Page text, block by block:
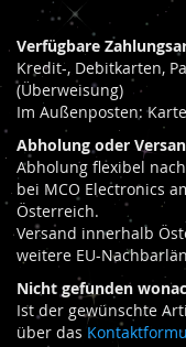
Verfügbare
Kredit-, Debitkarten,
(Überweisung)
Im Außenposten:
Abholung oder
Abholung flexibel
bei MCO Electronics
Österreich.
Versand innerhalb
weitere EU-
Nicht gefunden
Ist der gewünschte
über das